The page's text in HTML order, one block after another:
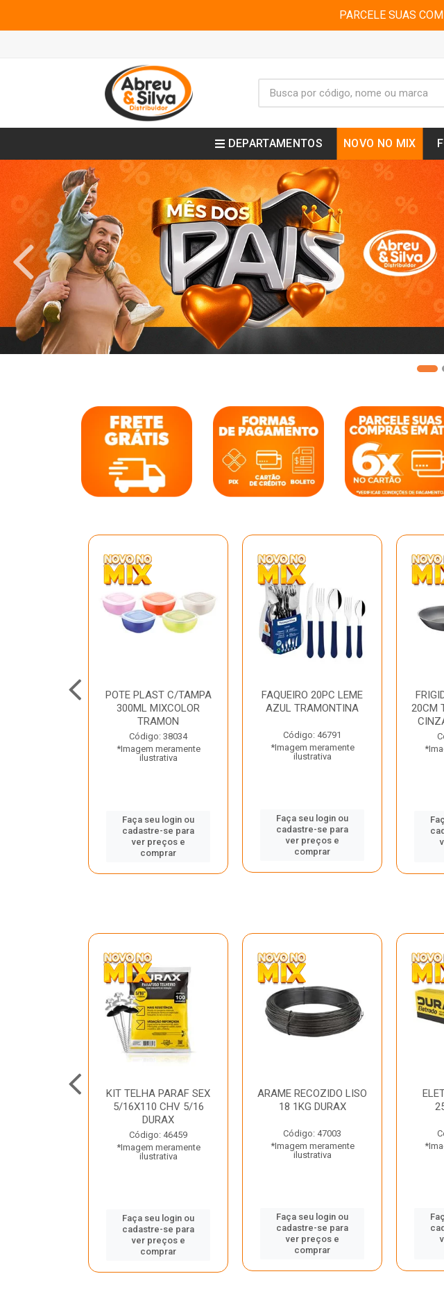
PARCELE SUAS
DEPARTAMENTOS NOVO NO MIX
POTE PLAST C/TAMPA
300ML MIXCOLOR
TRAMON
Código: 38034
*Imagem meramente
ilustrativa
Faça seu login ou
cadastre-se para
ver preços e
comprar
FAQUEIRO 20PC LEME
AZUL TRAMONTINA
Código: 46791
*Imagem meramente
ilustrativa
Faça seu login ou
cadastre-se para
ver preços e
comprar
20CM
KIT TELHA PARAF SEX
5/16X110 CHV 5/16
DURAX
Código: 46459
*Imagem meramente
ilustrativa
Faça seu login ou
cadastre-se para
ver preços e
comprar
ARAME RECOZIDO LISO
18 1KG DURAX
Código: 47003
*Imagem meramente
ilustrativa
Faça seu login ou
cadastre-se para
ver preços e
comprar